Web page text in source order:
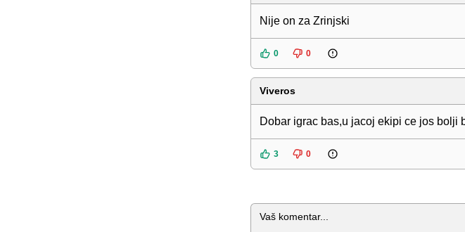
Nije on za Zrinjski
0 0
Viveros
Dobar igrac bas,u jacoj ekipi ce jos bolji
3 0
Komentar